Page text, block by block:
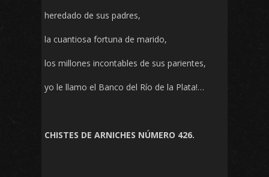
heredado de sus padres,
la cuantiosa fortuna de marido,
los millones incontables de sus parientes,
yo le llamo el Banco del Río de la Plata!…
CHISTES DE ARNICHES NÚMERO 426.